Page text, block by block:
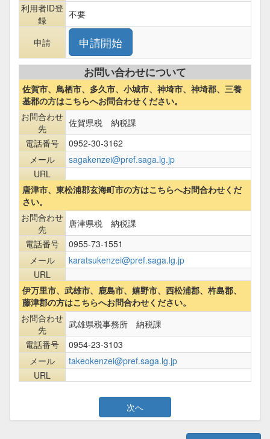
利用者ID登
録
不要
申請
お問い合わせについて
佐賀市、鳥栖市、多久市、小城市、神埼市、神埼郡、三養
基郡の方はこちらへお問合わせください。
お問合わせ
先
佐賀県税 納税課
電話番号
0952-30-3162
メール
sagakenzei@pref.saga.lg.jp
URL
唐津市、東松浦郡玄海町市の方はこちらへお問合わせくだ
さい。
お問合わせ
先
唐津県税 納税課
電話番号
0955-73-1551
メール
karatsukenzei@pref.saga.lg.jp
URL
伊万里市、武雄市、鹿島市、嬉野市、西松浦郡、杵島郡、
藤津郡の方はこちらへお問合わせください。
お問合わせ
先
武雄県税事務所 納税課
電話番号
0954-23-3103
メール
takeokenzei@pref.saga.lg.jp
URL